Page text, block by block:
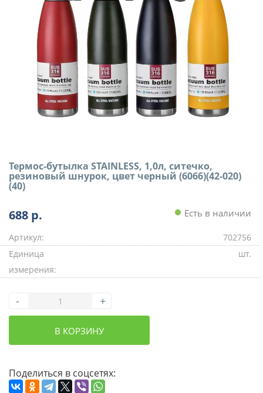
Термос-бутылка STAINLESS, 1,0л, ситечко,
резиновый шнурок, цвет черный (6066)(42-020)
(40)
688 р. Есть в наличии
Артикул:
702756
Единица
измерения:
шт.
- +
В КОРЗИНУ
Поделиться в соцсетях: